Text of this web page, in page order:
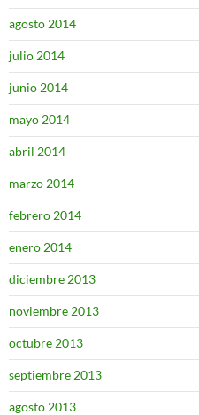
agosto 2014
julio 2014
junio 2014
mayo 2014
abril 2014
marzo 2014
febrero 2014
enero 2014
diciembre 2013
noviembre 2013
octubre 2013
septiembre 2013
agosto 2013